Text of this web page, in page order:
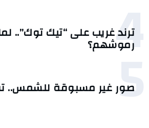
4
ترند غريب على “تيك توك”..
رموشهم؟
5
صور غير مسبوقة للشمس..